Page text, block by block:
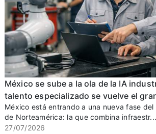
México se sube a la ola de la IA
talento especializado se vuelve el
México está entrando a una nueva fase
de Norteamérica: la que combina infraestr...
27/07/2026